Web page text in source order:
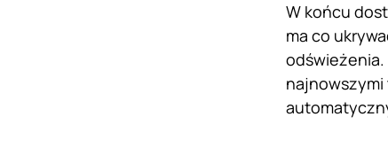
W końcu
ma co